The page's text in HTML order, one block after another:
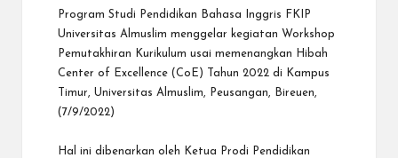
Program Studi Pendidikan Bahasa Inggris FKIP
Universitas Almuslim menggelar kegiatan Workshop
Pemutakhiran Kurikulum usai memenangkan Hibah
Center of Excellence (CoE) Tahun 2022 di Kampus
Timur, Universitas Almuslim, Peusangan, Bireuen,
(7/9/2022)
Hal ini dibenarkan oleh Ketua Prodi Pendidikan